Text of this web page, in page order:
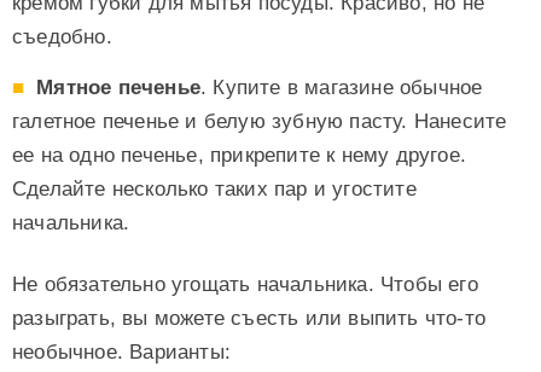
съедобно.
Мятное печенье. Купите в магазине обычное
галетное печенье и белую зубную пасту. Нанесите
ее на одно печенье, прикрепите к нему другое.
Сделайте несколько таких пар и угостите
начальника.
Не обязательно угощать начальника. Чтобы его
разыграть, вы можете съесть или выпить что-то
необычное. Варианты: